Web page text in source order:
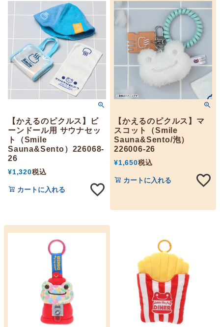
【かえるのピクルス】ビ
ーンドール用 サウナセッ
ト（Smile
Sauna&Sento）226068-
26
¥1,320税込
カートに入れる
【かえるのピクルス】マ
スコット（Smile
Sauna&Sento/泡）
226006-26
¥1,650税込
カートに入れる